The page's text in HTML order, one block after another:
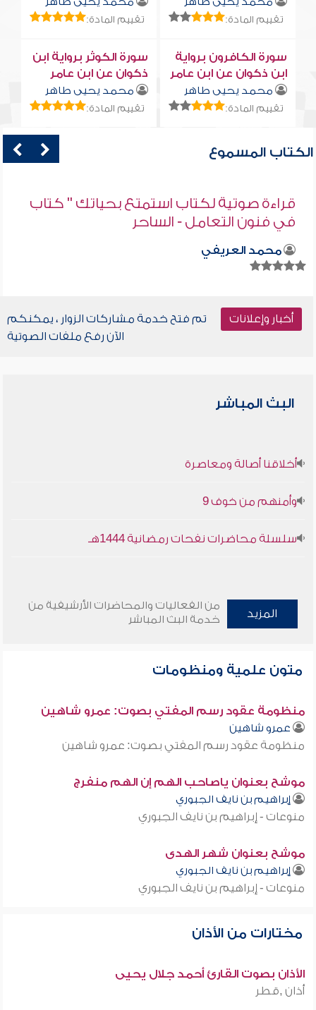
تقييم المادة: تقييم المادة:
سورة الكافرون برواية
ابن ذكوان عن ابن عامر
محمد يحيى طاهر
تقييم المادة:
سورة الكوثر برواية ابن
ذكوان عن ابن عامر
محمد يحيى طاهر
تقييم المادة:
الكتاب المسموع
قراءة صوتية لكتاب استمتع بحياتك " كتاب
في فنون التعامل - الساحر
محمد العريفي
أخبار وإعلانات
تم فتح خدمة مشاركات الزوار ، يمكنكم
الآن رفع ملفات الصوتية
البث المباشر
أخلاقنا أصالة ومعاصرة
وأمنهم من خوف 9
سلسلة محاضرات نفحات رمضانية 1444هـ
المزيد
من الفعاليات والمحاضرات الأرشيفية من
خدمة البث المباشر
متون علمية ومنظومات
منظومة عقود رسم المفتي بصوت: عمرو شاهين
عمرو شاهين
منظومة عقود رسم المفتي بصوت: عمرو شاهين
موشح بعنوان ياصاحب الهم إن الهم منفرج
إبراهيم بن نايف الجبوري
منوعات - إبراهيم بن نايف الجبوري
موشح بعنوان شهر الهدى
إبراهيم بن نايف الجبوري
منوعات - إبراهيم بن نايف الجبوري
مختارات من الأذان
الأذان بصوت القارئ أحمد جلال يحيى
أذان ,قطر